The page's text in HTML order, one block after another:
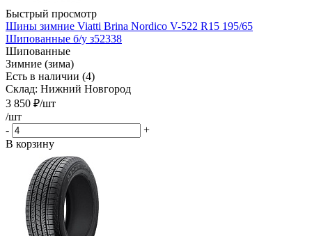
Быстрый просмотр
Шины зимние Viatti Brina Nordico V-522 R15 195/65
Шипованные б/у з52338
Шипованные
Зимние (зима)
Есть в наличии (4)
Склад: Нижний Новгород
3 850 ₽/шт
/шт
-
+
В корзину